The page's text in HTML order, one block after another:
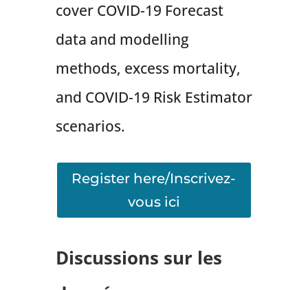
cover COVID-19 Forecast
data and modelling
methods, excess mortality,
and COVID-19 Risk Estimator
scenarios.
Register here/Inscrivez-
vous ici
Discussions sur les